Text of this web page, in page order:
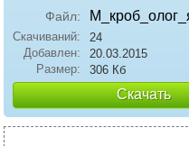
Файл:
Скачиваний:
24
Добавлен:
20.03.2015
Размер:
306 Кб
Скачать